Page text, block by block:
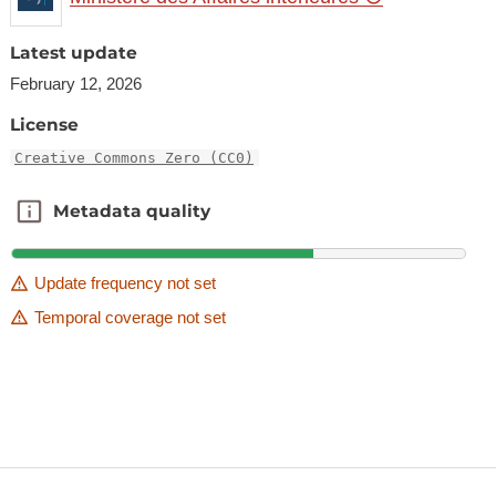
Latest update
February 12, 2026
License
Creative Commons Zero (CC0)
Metadata quality
Metadata quality
Update frequency not set
Temporal coverage not set